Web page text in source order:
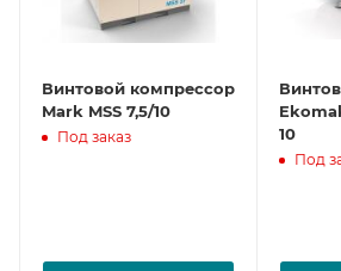
Винтовой компрессор
Mark MSS 7,5/10
Под заказ
10
Под